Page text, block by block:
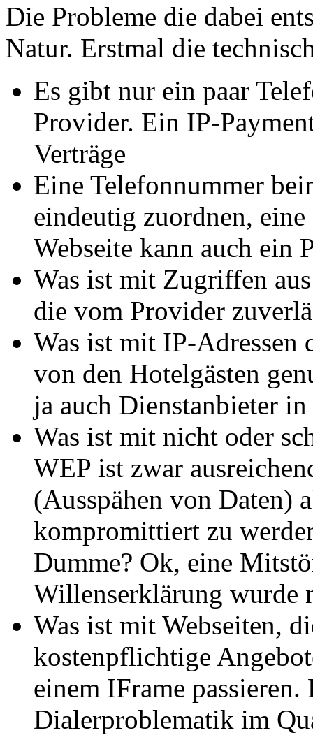
Die Probleme die dabei
Natur. Erstmal die
Es gibt nur ein paar
Provider. Ein IP-
Verträge
Eine Telefonnummer
eindeutig zuordnen,
Webseite kann auch ein
Was ist mit Zugriffen
die vom Provider
Was ist mit IP-Adressen
von den Hotelgästen
ja auch Dienstanbieter
Was ist mit nicht oder
WEP ist zwar
(Ausspähen von Daten)
kompromittiert zu
Dumme? Ok, eine
Willenserklärung wurde
Was ist mit Webseiten,
kostenpflichtige
einem IFrame
Dialerproblematik im